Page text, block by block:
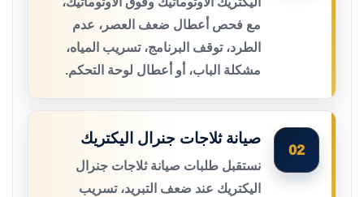
مع فحص أعطال ضعف العصر، عدم
الطرد، توقف البرنامج، تسريب المياه،
مشكلة الباب، أو أعطال لوحة التحكم.
02
صيانة ثلاجات جنرال اليكتريك
نستقبل طلبات صيانة ثلاجات جنرال
اليكتريك عند ضعف التبريد، تسريب